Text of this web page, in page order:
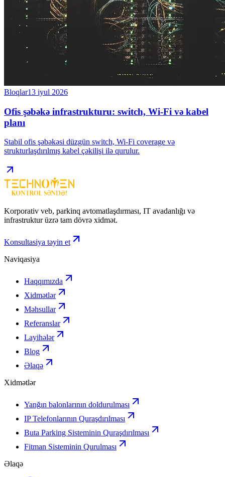
Bloqlar13 iyul 2026
Ofis şəbəkə infrastrukturu: switch, Wi-Fi və kabel
planı
Stabil ofis şəbəkəsi düzgün switch, Wi-Fi coverage və
strukturlaşdırılmış kabel çəkilişi ilə qurulur.
Korporativ veb, parkinq avtomatlaşdırması, IT avadanlığı və
infrastruktur üzrə tam dövrə xidmət.
Konsultasiya təyin et
Naviqasiya
Haqqımızda
Xidmətlər
Məhsullar
Referanslar
Layihələr
Blog
Əlaqə
Xidmətlər
Yanğın balonlarının doldurulması
IP Telefonlarının Quraşdırılması
Buta Parking Sisteminin Quraşdırılması
Fitman Sisteminin Qurulması
Əlaqə